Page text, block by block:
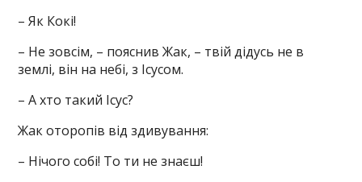
– Як Кокі!
– Не зовсім, – пояснив Жак, – твій дідусь не в
землі, він на небі, з Ісусом.
– А хто такий Ісус?
Жак оторопів від здивування:
– Нічого собі! То ти не знаєш!